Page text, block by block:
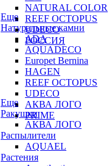
NATURAL COLOR
REEF OCTOPUS
UDECO
РОССИЯ
Еще
Натуральные камни
ADA
AQUADECO
Europet Bernina
HAGEN
REEF OCTOPUS
UDECO
АКВА ЛОГО
PRIME
Еще
Ракушки
АКВА ЛОГО
Распылители
AQUAEL
Растения